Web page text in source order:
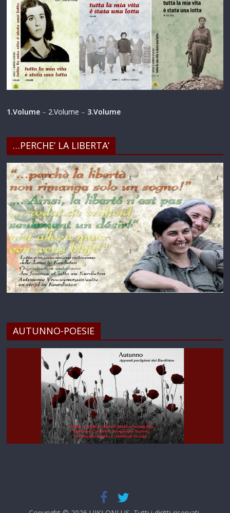
1.Volume – 2.Volume – 3.Volume
…PERCHE’ LA LIBERTA’
AUTUNNO-POESIE